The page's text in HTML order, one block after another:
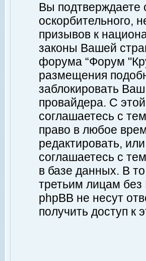
Вы подтверждаете
оскорбительного,
призывов к
законы Вашей
форума “Форум
размещения
заблокировать
провайдера. С
соглашаетесь с
право в любое
редактировать,
соглашаетесь с
в базе данных. В
третьим лицам без
phpBB не несут
получить доступ к